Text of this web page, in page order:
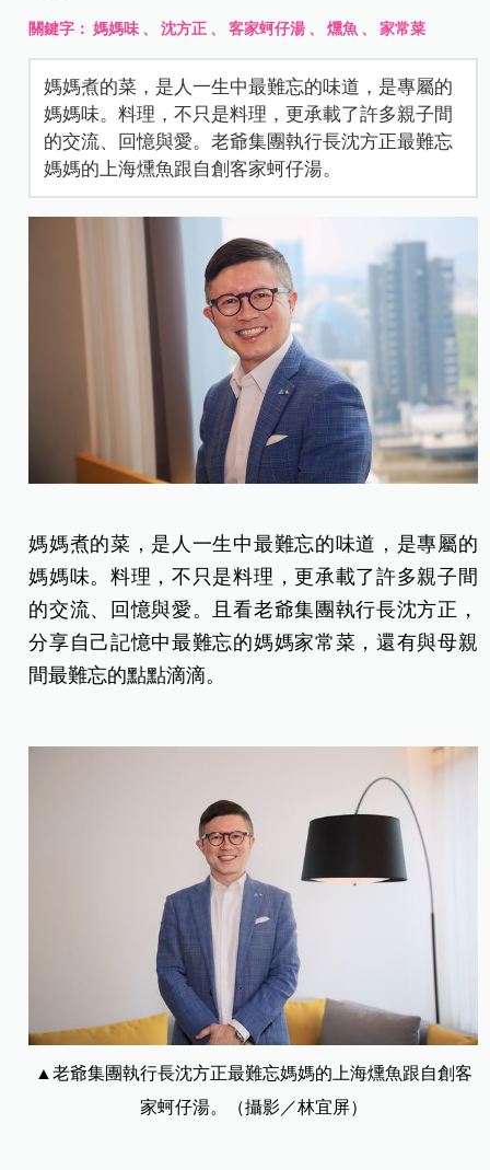
關鍵字：媽媽味 、沈方正 、客家蚵仔湯 、燻魚 、家常菜
媽媽煮的菜，是人一生中最難忘的味道，是專屬的
媽媽味。料理，不只是料理，更承載了許多親子間
的交流、回憶與愛。老爺集團執行長沈方正最難忘
媽媽的上海燻魚跟自創客家蚵仔湯。
媽媽煮的菜，是人一生中最難忘的味道，是專屬的
媽媽味。料理，不只是料理，更承載了許多親子間
的交流、回憶與愛。且看老爺集團執行長沈方正，
分享自己記憶中最難忘的媽媽家常菜，還有與母親
間最難忘的點點滴滴。
▲老爺集團執行長沈方正最難忘媽媽的上海燻魚跟自創客
家蚵仔湯。（攝影／林宜屏）